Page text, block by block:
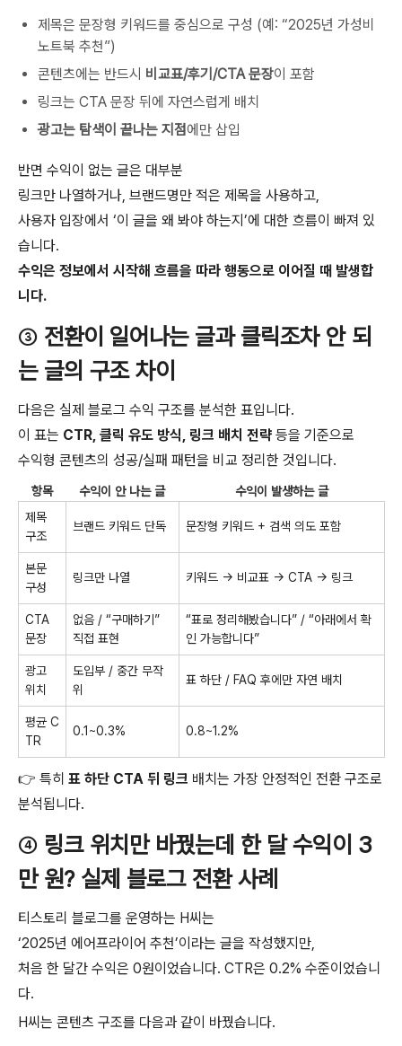
제목은 문장형 키워드를 중심으로 구성 (예: “2025년 가성비
노트북 추천”)
콘텐츠에는 반드시 비교표/후기/CTA 문장이 포함
링크는 CTA 문장 뒤에 자연스럽게 배치
광고는 탐색이 끝나는 지점에만 삽입
반면 수익이 없는 글은 대부분
링크만 나열하거나, 브랜드명만 적은 제목을 사용하고,
사용자 입장에서 ‘이 글을 왜 봐야 하는지’에 대한 흐름이 빠져 있
습니다.
수익은 정보에서 시작해 흐름을 따라 행동으로 이어질 때 발생합
니다.
③ 전환이 일어나는 글과 클릭조차 안 되
는 글의 구조 차이
다음은 실제 블로그 수익 구조를 분석한 표입니다.
이 표는 CTR, 클릭 유도 방식, 링크 배치 전략 등을 기준으로
수익형 콘텐츠의 성공/실패 패턴을 비교 정리한 것입니다.
항목 수익이 안 나는 글
수익이 발생하는 글
제목
구조
브랜드 키워드 단독 문장형 키워드 + 검색 의도 포함
본문
구성
링크만 나열 키워드 → 비교표 → CTA → 링크
CTA
문장
없음 / “구매하기”
직접 표현
“표로 정리해봤습니다” / “아래에서 확
인 가능합니다”
광고
위치
도입부 / 중간 무작
위
표 하단 / FAQ 후에만 자연 배치
평균 C
TR
0.1~0.3% 0.8~1.2%
👉 특히 표 하단 CTA 뒤 링크 배치는 가장 안정적인 전환 구조로
분석됩니다.
④ 링크 위치만 바꿨는데 한 달 수익이 3
만 원? 실제 블로그 전환 사례
티스토리 블로그를 운영하는 H씨는
‘2025년 에어프라이어 추천’이라는 글을 작성했지만,
처음 한 달간 수익은 0원이었습니다. CTR은 0.2% 수준이었습니
다.
H씨는 콘텐츠 구조를 다음과 같이 바꿨습니다.